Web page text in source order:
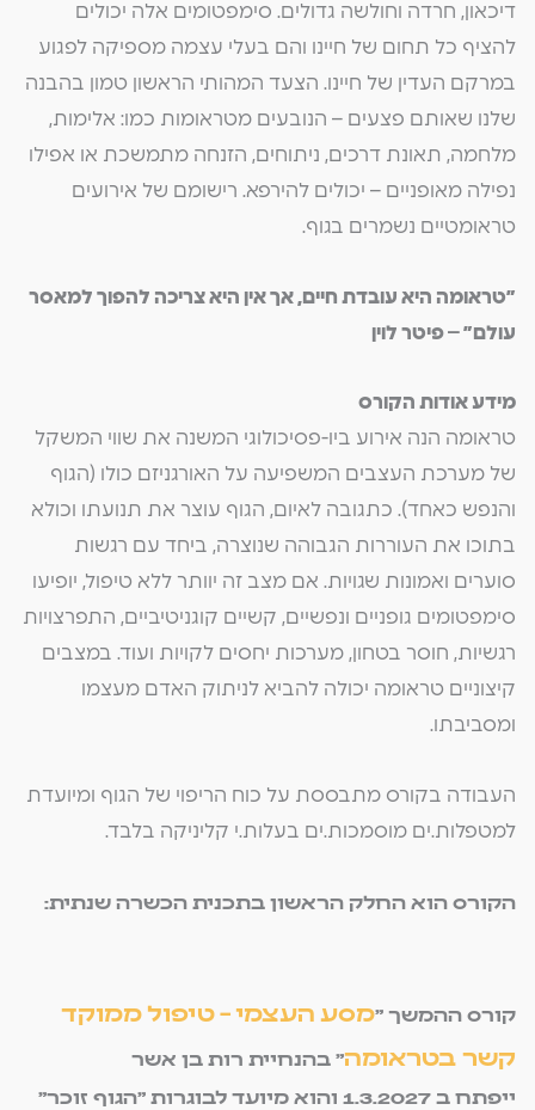
דיכאון, חרדה וחולשה גדולים. סימפטומים אלה יכולים
להציף כל תחום של חיינו והם בעלי עצמה מספיקה לפגוע
במרקם העדין של חיינו. הצעד המהותי הראשון טמון בהבנה
שלנו שאותם פצעים – הנובעים מטראומות כמו: אלימות,
מלחמה, תאונת דרכים, ניתוחים, הזנחה מתמשכת או אפילו
נפילה מאופניים – יכולים להירפא. רישומם של אירועים
טראומטיים נשמרים בגוף.
”טראומה היא עובדת חיים, אך אין היא צריכה להפוך למאסר
עולם” – פיטר לוין
מידע אודות הקורס
טראומה הנה אירוע ביו-פסיכולוגי המשנה את שווי המשקל
של מערכת העצבים המשפיעה על האורגניזם כולו (הגוף
והנפש כאחד). כתגובה לאיום, הגוף עוצר את תנועתו וכולא
בתוכו את העוררות הגבוהה שנוצרה, ביחד עם רגשות
סוערים ואמונות שגויות. אם מצב זה יוותר ללא טיפול, יופיעו
סימפטומים גופניים ונפשיים, קשיים קוגניטיביים, התפרצויות
רגשיות, חוסר בטחון, מערכות יחסים לקויות ועוד. במצבים
קיצוניים טראומה יכולה להביא לניתוק האדם מעצמו
ומסביבתו.
העבודה בקורס מתבססת על כוח הריפוי של הגוף ומיועדת
למטפלות.ים מוסמכות.ים בעלות.י קליניקה בלבד.
הקורס הוא החלק הראשון בתכנית הכשרה שנתית:
קורס ההמשך "מסע העצמי – טיפול ממוקד
קשר בטראומה" בהנחיית רות בן אשר
ייפתח ב 1.3.2027 והוא מיועד לבוגרות "הגוף זוכר"